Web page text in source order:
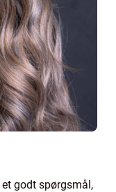
godt spørgsmål,